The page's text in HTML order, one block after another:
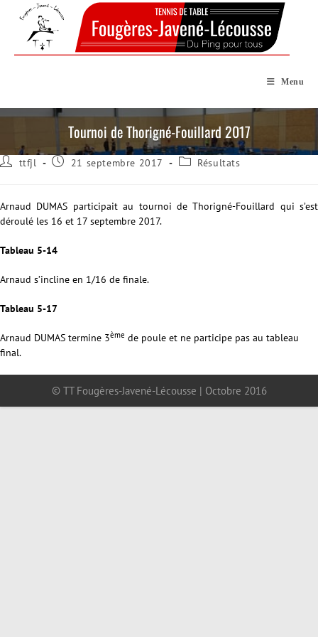
content
Menu
Tournoi de Thorigné-Fouillard 2017
Auteur/autrice
publication :
ttfjl
Publication
21 septembre 2017
PostRésultats
Arnaud DUMAS participait au tournoi de Thorigné-Fouillard qui s’est
déroulé les 16 et 17 septembre 2017.
Tableau 5-14
Arnaud s’incline en 1/16 de finale.
Tableau 5-17
Arnaud DUMAS termine 3ème de poule et ne participe pas au tableau
final.
© TT Fougères-Javené-Lécousse | Octobre 2016